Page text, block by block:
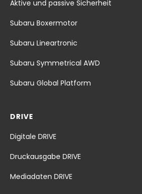
Aktive und passive Sicherheit
Subaru Boxermotor
Subaru Lineartronic
Subaru Symmetrical AWD
Subaru Global Platform
DRIVE
Digitale DRIVE
Druckausgabe DRIVE
Mediadaten DRIVE